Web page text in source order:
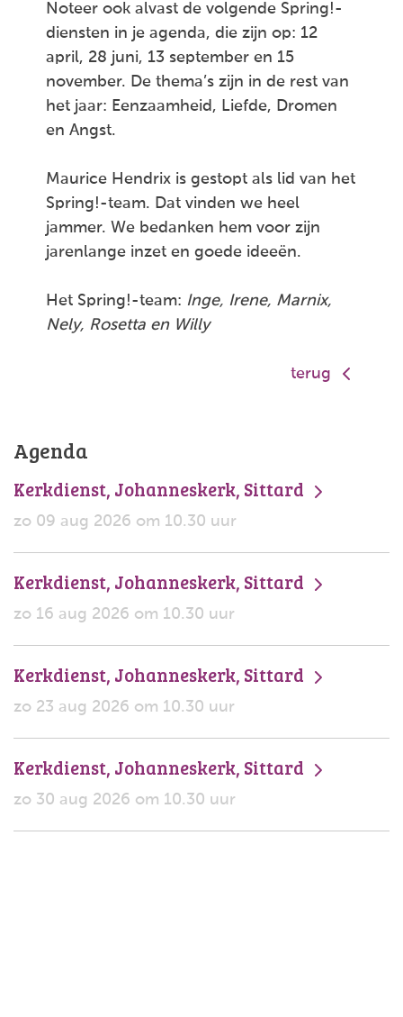
Noteer ook alvast de volgende Spring!-
diensten in je agenda, die zijn op: 12
april, 28 juni, 13 september en 15
november. De thema’s zijn in de rest van
het jaar: Eenzaamheid, Liefde, Dromen
en Angst.
Maurice Hendrix is gestopt als lid van het
Spring!-team. Dat vinden we heel
jammer. We bedanken hem voor zijn
jarenlange inzet en goede ideeën.
Het Spring!-team: Inge, Irene, Marnix,
Nely, Rosetta en Willy
terug
Agenda
Kerkdienst, Johanneskerk, Sittard
zo 09 aug 2026 om 10.30 uur
Kerkdienst, Johanneskerk, Sittard
zo 16 aug 2026 om 10.30 uur
Kerkdienst, Johanneskerk, Sittard
zo 23 aug 2026 om 10.30 uur
Kerkdienst, Johanneskerk, Sittard
zo 30 aug 2026 om 10.30 uur